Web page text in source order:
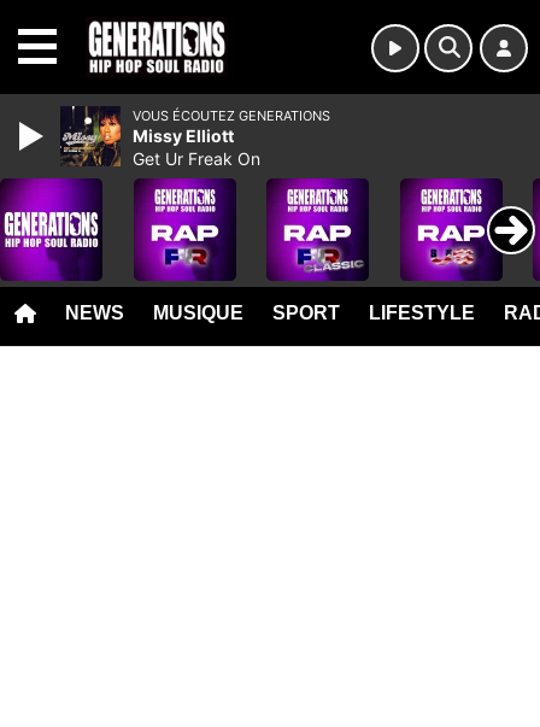
NEWS MUSIQUE SPORT LIFESTYLE
VOUS ÉCOUTEZ GENERATIONS
Missy Elliott
Get Ur Freak On